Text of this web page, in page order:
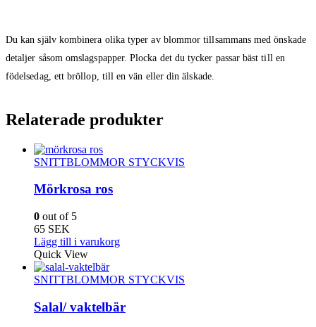
Du kan själv kombinera olika typer av blommor tillsammans med önskade
detaljer såsom omslagspapper. Plocka det du tycker passar bäst till en
födelsedag, ett bröllop, till en vän eller din älskade.
Relaterade produkter
SNITTBLOMMOR STYCKVIS
Mörkrosa ros
0 out of 5
65 SEK
Lägg till i varukorg
Quick View
SNITTBLOMMOR STYCKVIS
Salal/ vaktelbär